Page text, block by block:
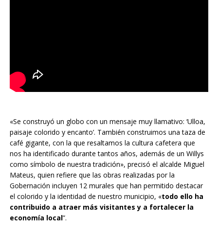
«Se construyó un globo con un mensaje muy llamativo: ‘Ulloa,
paisaje colorido y encanto’. También construimos una taza de
café gigante, con la que resaltamos la cultura cafetera que
nos ha identificado durante tantos años, además de un Willys
como símbolo de nuestra tradición», precisó el alcalde Miguel
Mateus, quien refiere que las obras realizadas por la
Gobernación incluyen 12 murales que han permitido destacar
el colorido y la identidad de nuestro municipio, «todo ello ha
contribuido a atraer más visitantes y a fortalecer la
economía local”.